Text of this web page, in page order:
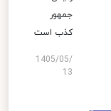
جمهور
کذب است
1405/05/
13